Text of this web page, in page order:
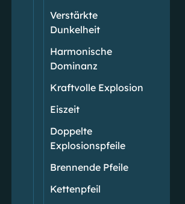
Verstärkte
Dunkelheit
Harmonische
Dominanz
Kraftvolle Explosion
Eiszeit
Doppelte
Explosionspfeile
Brennende Pfeile
Kettenpfeil